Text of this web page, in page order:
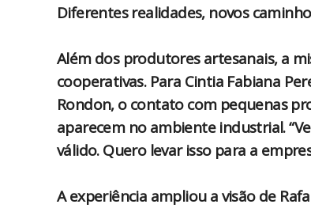
Diferentes realidades, novos
Além dos produtores artesanais, a
cooperativas. Para Cintia Fabiana
Rondon, o contato com pequenas
aparecem no ambiente industrial.
válido. Quero levar isso para a
A experiência ampliou a visão de